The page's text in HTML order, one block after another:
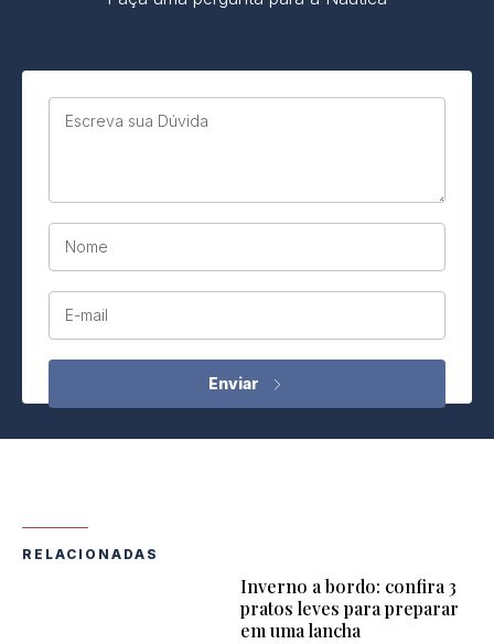
Escreva sua Dúvida
Nome
E-mail
RELACIONADAS
Inverno a bordo: confira 3
pratos leves para preparar
em uma lancha